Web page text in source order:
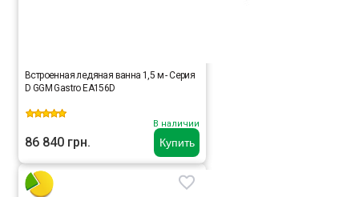
Купить
Встроенная ледяная ванна 1,5 м - Серия
D GGM Gastro EA156D
В наличии
86 840 грн.